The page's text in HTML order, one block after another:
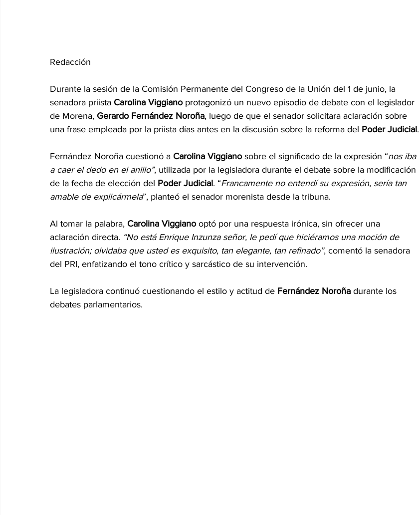
Redacción
Durante la sesión de la Comisión Permanente del Congreso de la Unión del 1 de junio, la
senadora priista Carolina Viggiano protagonizó un nuevo episodio de debate con el legislador
de Morena, Gerardo Fernández Noroña, luego de que el senador solicitara aclaración sobre
una frase empleada por la priista días antes en la discusión sobre la reforma del Poder Judicial.
Fernández Noroña cuestionó a Carolina Viggiano sobre el significado de la expresión “nos iba
a caer el dedo en el anillo”, utilizada por la legisladora durante el debate sobre la modificación
de la fecha de elección del Poder Judicial. “Francamente no entendí su expresión, sería tan
amable de explicármela”, planteó el senador morenista desde la tribuna.
Al tomar la palabra, Carolina Viggiano optó por una respuesta irónica, sin ofrecer una
aclaración directa. “No está Enrique Inzunza señor, le pedí que hiciéramos una moción de
ilustración; olvidaba que usted es exquisito, tan elegante, tan refinado”, comentó la senadora
del PRI, enfatizando el tono crítico y sarcástico de su intervención.
La legisladora continuó cuestionando el estilo y actitud de Fernández Noroña durante los
debates parlamentarios.